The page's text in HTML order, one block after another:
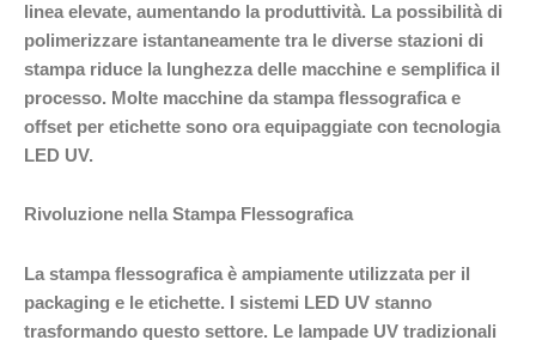
linea elevate, aumentando la produttività. La possibilità di
polimerizzare istantaneamente tra le diverse stazioni di
stampa riduce la lunghezza delle macchine e semplifica il
processo. Molte macchine da stampa flessografica e
offset per etichette sono ora equipaggiate con tecnologia
LED UV.
Rivoluzione nella Stampa Flessografica
La stampa flessografica è ampiamente utilizzata per il
packaging e le etichette. I sistemi LED UV stanno
trasformando questo settore. Le lampade UV tradizionali